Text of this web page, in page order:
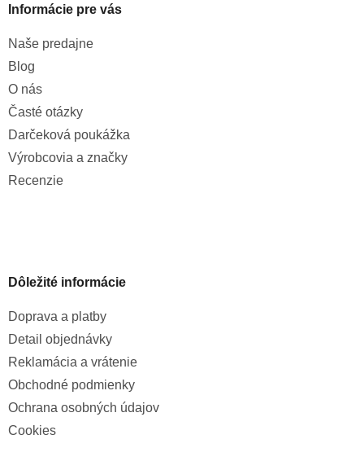
Informácie pre vás
Naše predajne
Blog
O nás
Časté otázky
Darčeková poukážka
Výrobcovia a značky
Recenzie
Dôležité informácie
Doprava a platby
Detail objednávky
Reklamácia a vrátenie
Obchodné podmienky
Ochrana osobných údajov
Cookies